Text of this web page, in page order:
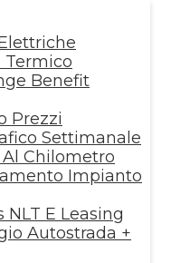
Termico
Benefit
Prezzi
Settimanale
Al Chilometro
Impianto
NLT E Leasing
Autostrada +